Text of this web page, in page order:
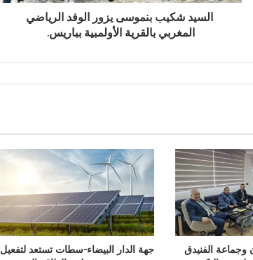
السيد شكيب بنموسى يزور الوفد الرياضي
المغربي بالقرية الأولمبية بباريس.
وجماعة الفنيدق
جهة الدار البيضاء-سطات تستعد لتفعيل